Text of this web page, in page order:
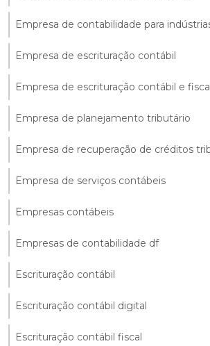
Empresa de contabilidade para
Empresa de escrituração contábil
Empresa de escrituração contábil e
Empresa de planejamento tributário
Empresa de recuperação de créditos
Empresa de serviços contábeis
Empresas contábeis
Empresas de contabilidade df
Escrituração contábil
Escrituração contábil digital
Escrituração contábil fiscal